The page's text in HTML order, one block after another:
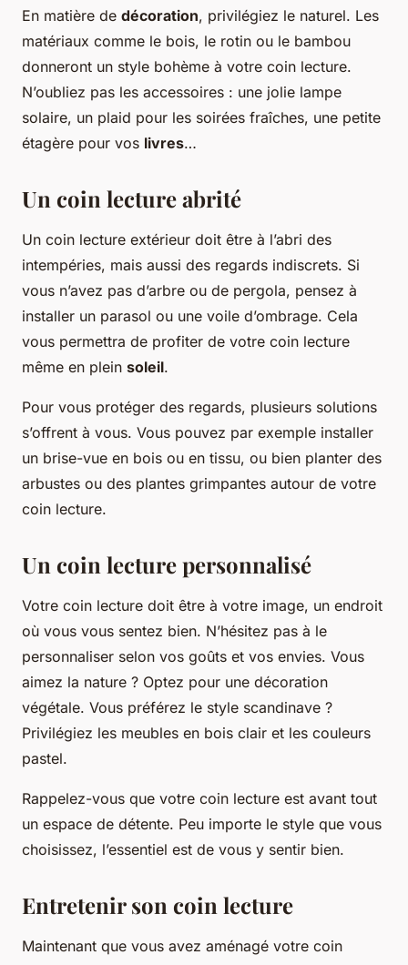
En matière de décoration, privilégiez le naturel. Les
matériaux comme le bois, le rotin ou le bambou
donneront un style bohème à votre coin lecture.
N’oubliez pas les accessoires : une jolie lampe
solaire, un plaid pour les soirées fraîches, une petite
étagère pour vos livres…
Un coin lecture abrité
Un coin lecture extérieur doit être à l’abri des
intempéries, mais aussi des regards indiscrets. Si
vous n’avez pas d’arbre ou de pergola, pensez à
installer un parasol ou une voile d’ombrage. Cela
vous permettra de profiter de votre coin lecture
même en plein soleil.
Pour vous protéger des regards, plusieurs solutions
s’offrent à vous. Vous pouvez par exemple installer
un brise-vue en bois ou en tissu, ou bien planter des
arbustes ou des plantes grimpantes autour de votre
coin lecture.
Un coin lecture personnalisé
Votre coin lecture doit être à votre image, un endroit
où vous vous sentez bien. N’hésitez pas à le
personnaliser selon vos goûts et vos envies. Vous
aimez la nature ? Optez pour une décoration
végétale. Vous préférez le style scandinave ?
Privilégiez les meubles en bois clair et les couleurs
pastel.
Rappelez-vous que votre coin lecture est avant tout
un espace de détente. Peu importe le style que vous
choisissez, l’essentiel est de vous y sentir bien.
Entretenir son coin lecture
Maintenant que vous avez aménagé votre coin